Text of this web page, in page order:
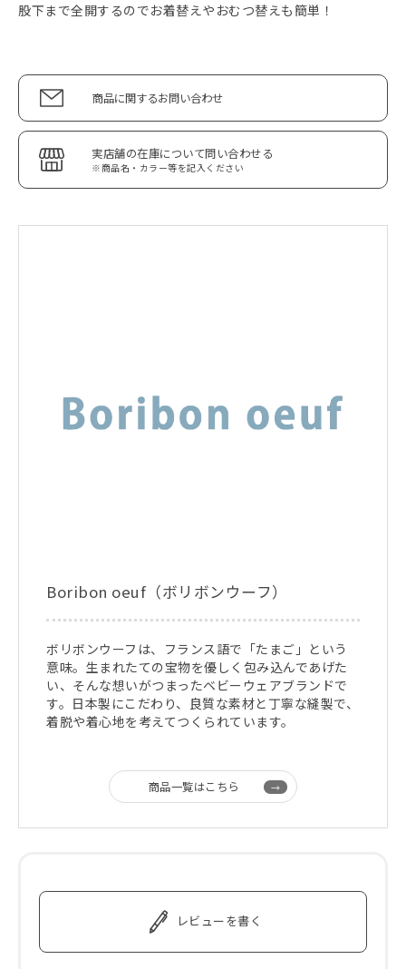
股下まで全開するのでお着替えやおむつ替えも簡単！
商品に関するお問い合わせ
実店舗の在庫について問い合わせる
※商品名・カラー等を記入ください
Boribon oeuf（ボリボンウーフ）
ボリボンウーフは、フランス語で「たまご」という
意味。生まれたての宝物を優しく包み込んであげた
い、そんな想いがつまったベビーウェアブランドで
す。日本製にこだわり、良質な素材と丁寧な縫製で、
着脱や着心地を考えてつくられています。
商品一覧はこちら
レビューを書く